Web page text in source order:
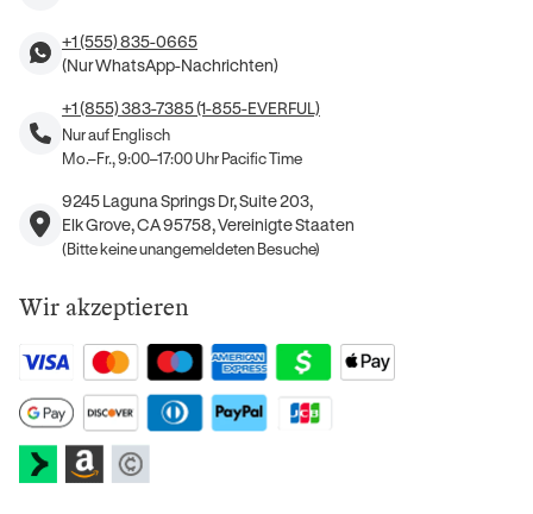
+1 (555) 835-0665
(Nur WhatsApp-Nachrichten)
+1 (855) 383-7385 (1-855-EVERFUL)
Nur auf Englisch
Mo.–Fr., 9:00–17:00 Uhr Pacific Time
9245 Laguna Springs Dr, Suite 203,
Elk Grove, CA 95758, Vereinigte Staaten
(Bitte keine unangemeldeten Besuche)
Wir akzeptieren